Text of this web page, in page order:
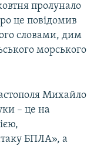
пролунало
це повідомив
словами, дим
морського
Михайло
– це на
БПЛА», а